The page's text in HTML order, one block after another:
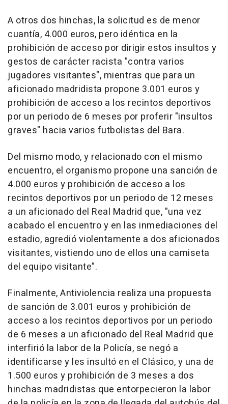
A otros dos hinchas, la solicitud es de menor
cuantía, 4.000 euros, pero idéntica en la
prohibición de acceso por dirigir estos insultos y
gestos de carácter racista "contra varios
jugadores visitantes", mientras que para un
aficionado madridista propone 3.001 euros y
prohibición de acceso a los recintos deportivos
por un periodo de 6 meses por proferir "insultos
graves" hacia varios futbolistas del Bara.
Del mismo modo, y relacionado con el mismo
encuentro, el organismo propone una sanción de
4.000 euros y prohibición de acceso a los
recintos deportivos por un periodo de 12 meses
a un aficionado del Real Madrid que, "una vez
acabado el encuentro y en las inmediaciones del
estadio, agredió violentamente a dos aficionados
visitantes, vistiendo uno de ellos una camiseta
del equipo visitante".
Finalmente, Antiviolencia realiza una propuesta
de sanción de 3.001 euros y prohibición de
acceso a los recintos deportivos por un periodo
de 6 meses a un aficionado del Real Madrid que
interfirió la labor de la Policía, se negó a
identificarse y les insultó en el Clásico, y una de
1.500 euros y prohibición de 3 meses a dos
hinchas madridistas que entorpecieron la labor